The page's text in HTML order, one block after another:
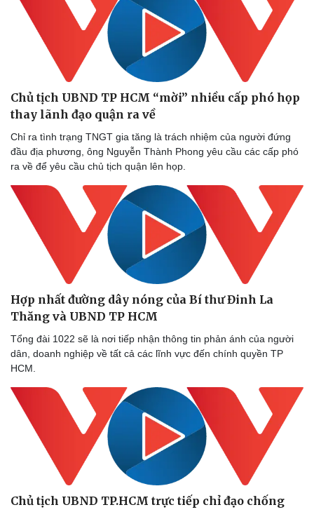
Pháp luật
Vụ án
Tin nóng
Quân sự - Quốc phòng
Vũ khí
Chủ tịch UBND TP HCM “mời” nhiều cấp phó họp
thay lãnh đạo quận ra về
Chỉ ra tình trạng TNGT gia tăng là trách nhiệm của người đứng
đầu địa phương, ông Nguyễn Thành Phong yêu cầu các cấp phó
ra về để yêu cầu chủ tịch quận lên họp.
Hợp nhất đường dây nóng của Bí thư Đinh La
Thăng và UBND TP HCM
Tổng đài 1022 sẽ là nơi tiếp nhận thông tin phản ánh của người
dân, doanh nghiệp về tất cả các lĩnh vực đến chính quyền TP
HCM.
Chủ tịch UBND TP.HCM trực tiếp chỉ đạo chống